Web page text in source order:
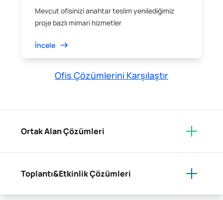
Mevcut ofisinizi anahtar teslim yenilediğimiz
proje bazlı mimari hizmetler
İncele
Ofis Çözümlerini Karşılaştır
Ortak Alan Çözümleri
Toplantı&Etkinlik Çözümleri